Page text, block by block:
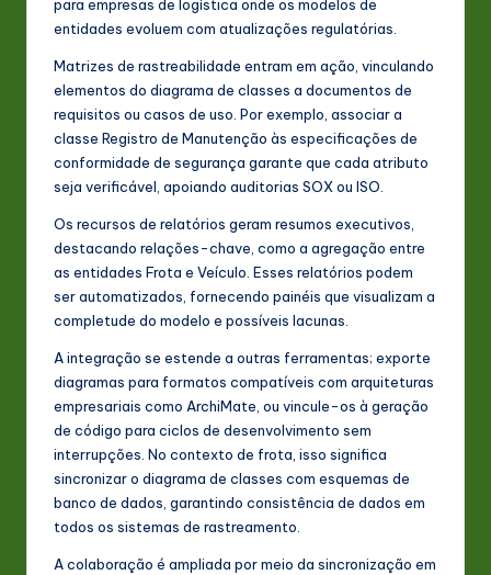
para empresas de logística onde os modelos de
entidades evoluem com atualizações regulatórias.
Matrizes de rastreabilidade entram em ação, vinculando
elementos do diagrama de classes a documentos de
requisitos ou casos de uso. Por exemplo, associar a
classe Registro de Manutenção às especificações de
conformidade de segurança garante que cada atributo
seja verificável, apoiando auditorias SOX ou ISO.
Os recursos de relatórios geram resumos executivos,
destacando relações-chave, como a agregação entre
as entidades Frota e Veículo. Esses relatórios podem
ser automatizados, fornecendo painéis que visualizam a
completude do modelo e possíveis lacunas.
A integração se estende a outras ferramentas; exporte
diagramas para formatos compatíveis com arquiteturas
empresariais como ArchiMate, ou vincule-os à geração
de código para ciclos de desenvolvimento sem
interrupções. No contexto de frota, isso significa
sincronizar o diagrama de classes com esquemas de
banco de dados, garantindo consistência de dados em
todos os sistemas de rastreamento.
A colaboração é ampliada por meio da sincronização em